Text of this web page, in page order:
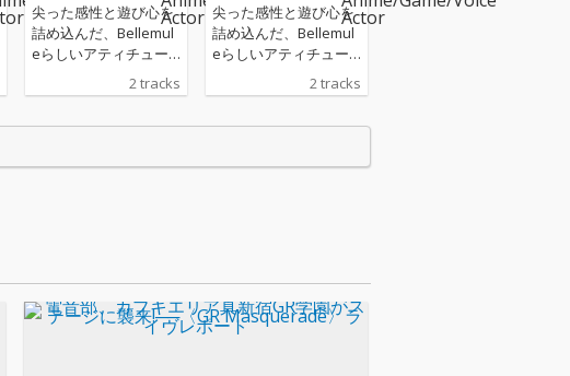
尖った感性と遊び心を
詰め込んだ、Bellemul
eらしいアティチュー
ド全開の一曲。自由を
貫く衝動と“かわいいだ
2 tracks
尖った感性と遊び心を
詰め込んだ、Bellemul
eらしいアティチュー
ド全開の一曲。自由を
貫く衝動と“かわいいだ
2 tracks